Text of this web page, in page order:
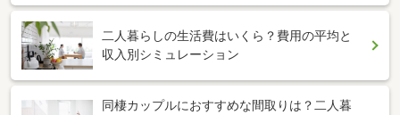
二人暮らしの生活費はいくら？費用の平均と
収入別シミュレーション
同棲カップルにおすすめな間取りは？二人暮